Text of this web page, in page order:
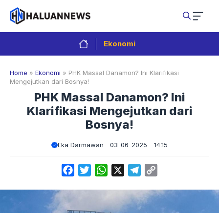
Langsung
isi
Ekonomi
Home » Ekonomi » PHK Massal Danamon? Ini Klarifikasi
Mengejutkan dari Bosnya!
PHK Massal Danamon? Ini
Klarifikasi Mengejutkan dari
Bosnya!
Eka Darmawan 03-06-2025 - 14.15
FacebookTwitterWhatsApp Telegram